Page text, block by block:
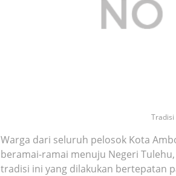
Tradisi
Warga dari seluruh pelosok Kota
beramai-ramai menuju Negeri
tradisi ini yang dilakukan bertepatan